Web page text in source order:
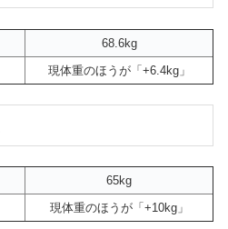
68.6kg
現体重のほうが「+6.4kg」
65kg
現体重のほうが「+10kg」